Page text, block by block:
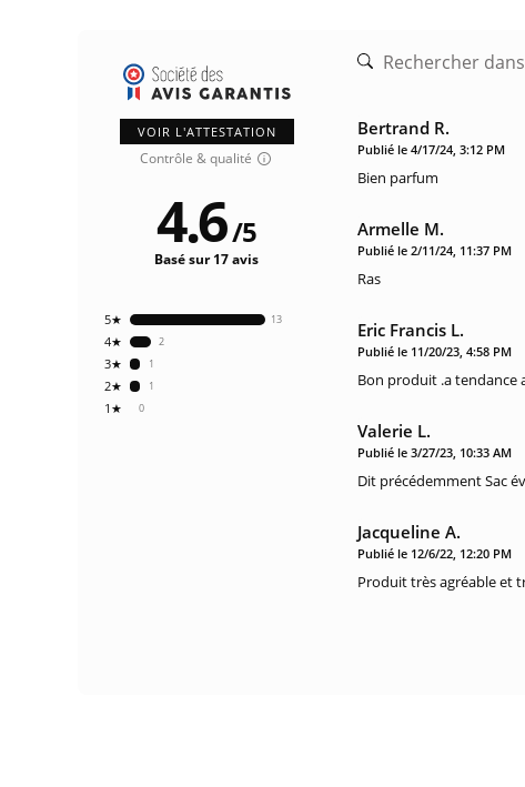
VOIR L'ATTESTATION
Contrôle & qualité
0
1★
1
2★
1
3★
2
4★
13
5★
4.6/5
Basé sur 17 avis
Bertrand R.
Publié le 4/17/24, 3:12 PM
Bien parfum
Armelle M.
Publié le 2/11/24, 11:37 PM
Ras
Eric Francis L.
Publié le 11/20/23, 4:58 PM
Bon produit .a tendance
Valerie L.
Publié le 3/27/23, 10:33 AM
Dit précédemment Sac
Jacqueline A.
Publié le 12/6/22, 12:20 PM
Produit très agréable et